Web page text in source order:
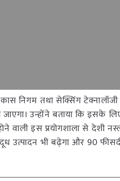
निगम तथा सेक्सिंग
उन्होंने बताया कि इसके
वाली इस प्रयोगशाला से देशी
उत्पादन भी बढ़ेगा और 90